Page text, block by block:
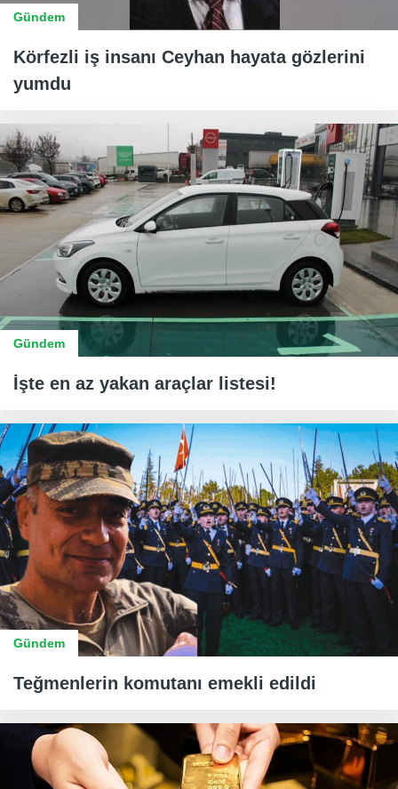
Gündem
Körfezli iş insanı Ceyhan hayata gözlerini
yumdu
Gündem
İşte en az yakan araçlar listesi!
Gündem
Teğmenlerin komutanı emekli edildi